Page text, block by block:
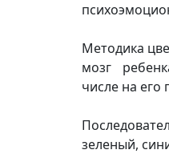
Методика
мозг
числе на его
зеленый,